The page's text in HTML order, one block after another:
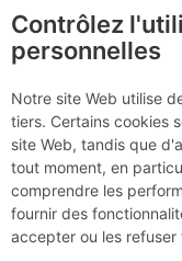
certaines pages ne
incomplètes,
compte sur le site.
Paroi
partage
juin 2017
Contrôlez
personnelles
Notre site Web utilise
tiers. Certains cookies
site Web, tandis que
tout moment, en
comprendre les
fournir des
accepter ou les refuser